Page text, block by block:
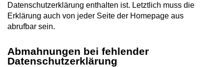
Datenschutzerklärung enthalten ist. Letztlich muss die
Erklärung auch von jeder Seite der Homepage aus
abrufbar sein.
Abmahnungen bei fehlender
Datenschutzerklärung